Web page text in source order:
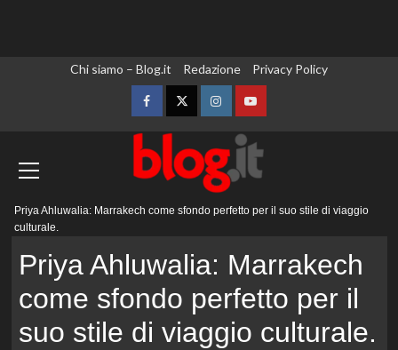
Chi siamo – Blog.it Redazione Privacy Policy
FacebookTwitterInstagramYouTube
principale
Priya Ahluwalia: Marrakech come sfondo perfetto per il suo stile di viaggio
culturale.
Priya Ahluwalia: Marrakech
come sfondo perfetto per il
suo stile di viaggio culturale.